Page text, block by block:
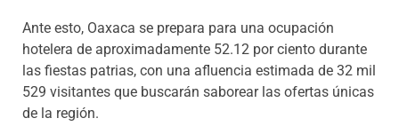
Ante esto, Oaxaca se prepara para una ocupación
hotelera de aproximadamente 52.12 por ciento durante
las fiestas patrias, con una afluencia estimada de 32 mil
529 visitantes que buscarán saborear las ofertas únicas
de la región.